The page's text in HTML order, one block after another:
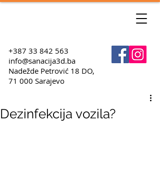
+387 33 842 563
info@sanacija3d.ba
Nadežde Petrović 18 DO,
71 000 Sarajevo
Dezinfekcija vozila?